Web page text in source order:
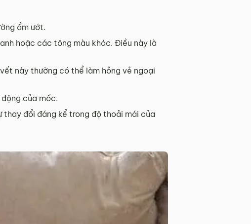
ẩm ướt.
hoặc các tông màu khác. Điều này là
này thường có thể làm hỏng vẻ ngoại
của mốc.
thay đổi đáng kể trong độ thoải mái của